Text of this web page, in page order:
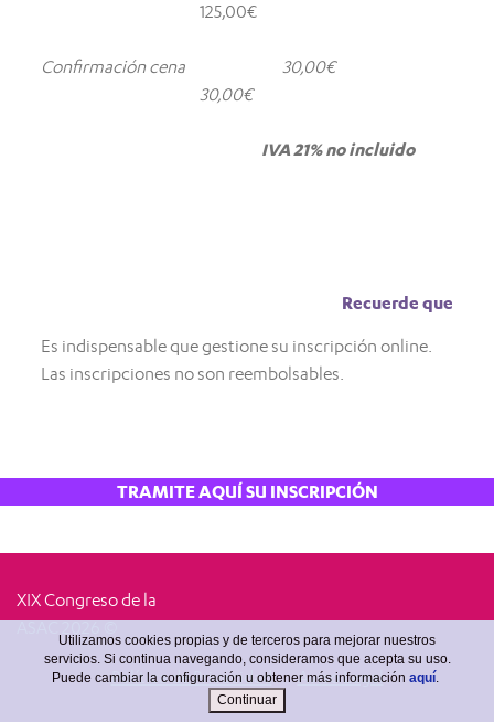
125,00€
Confirmación cena
30,00€
30,00€
IVA 21% no incluido
Recuerde que
Es indispensable que gestione su inscripción online.
Las inscripciones no son reembolsables.
TRAMITE AQUÍ SU INSCRIPCIÓN
XIX Congreso de la
ASAC 2026 ©
Política de Privacidad Aviso Legal
Utilizamos cookies propias y de terceros para mejorar nuestros
servicios. Si continua navegando, consideramos que acepta su uso.
Puede cambiar la configuración u obtener más información aquí.